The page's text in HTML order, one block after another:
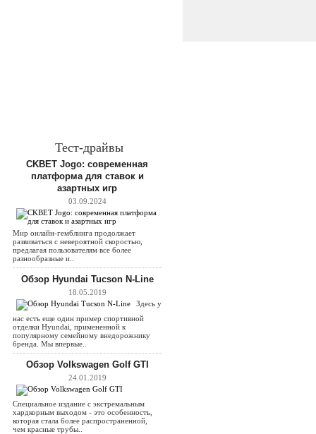
Тест-драйвы
CKBET Jogo: современная
платформа для ставок и
азартных игр
03.09.2024
Мир онлайн-гемблинга продолжает
развиваться с невероятной скоростью,
предлагая пользователям все более
разнообразные и..
Обзор Hyundai Tucson N-Line
18.05.2019
Здесь у
нас есть еще один пример спортивной
отделки Hyundai, примененной к
популярному семейному внедорожнику
бренда. Мы впервые..
Обзор Volkswagen Golf GTI
24.01.2019
Специальное издание с экстремальным
хардкорным выходом - это особенность,
которая стала более распространенной,
чем красные трубы..